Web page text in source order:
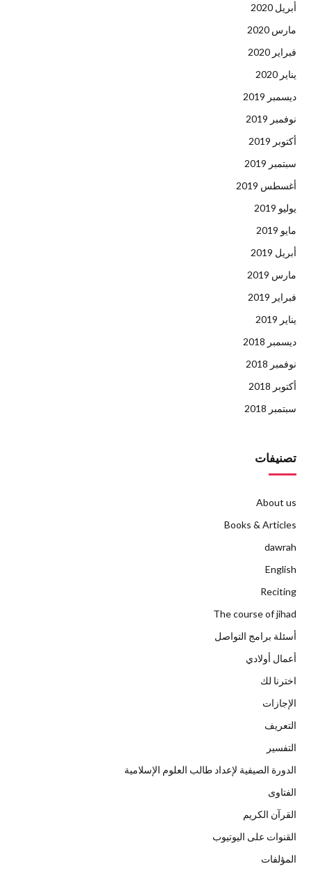
أبريل 2020
مارس 2020
فبراير 2020
يناير 2020
ديسمبر 2019
نوفمبر 2019
أكتوبر 2019
سبتمبر 2019
أغسطس 2019
يوليو 2019
مايو 2019
أبريل 2019
مارس 2019
فبراير 2019
يناير 2019
ديسمبر 2018
نوفمبر 2018
أكتوبر 2018
سبتمبر 2018
تصنيفات
About us
Books & Articles
dawrah
English
Reciting
The course of jihad
أسئلة برامج التواصل
أعمال أولادي
اخترنا لك
الإجازات
التعريف
التفسير
الدورة الصيفية لإعداد طالب العلوم الإسلامية
الفتاوى
القرآن الكريم
القنوات على اليوتيوب
المؤلفات